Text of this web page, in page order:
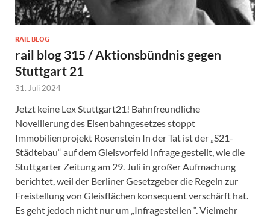
RAIL BLOG
rail blog 315 / Aktionsbündnis gegen
Stuttgart 21
31. Juli 2024
Jetzt keine Lex Stuttgart21! Bahnfreundliche
Novellierung des Eisenbahngesetzes stoppt
Immobilienprojekt Rosenstein In der Tat ist der „S21-
Städtebau“ auf dem Gleisvorfeld infrage gestellt, wie die
Stuttgarter Zeitung am 29. Juli in großer Aufmachung
berichtet, weil der Berliner Gesetzgeber die Regeln zur
Freistellung von Gleisflächen konsequent verschärft hat.
Es geht jedoch nicht nur um „Infragestellen “. Vielmehr